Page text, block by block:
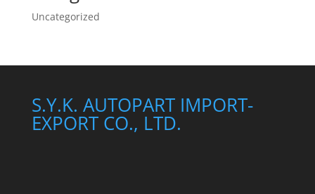
Uncategorized
S.Y.K. AUTOPART IMPORT-
EXPORT CO., LTD.